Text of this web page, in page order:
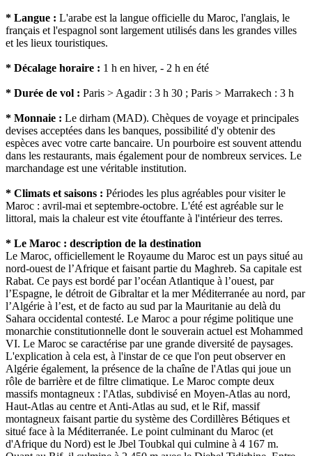
* Langue : L'arabe est la langue officielle du Maroc, l'anglais, le
français et l'espagnol sont largement utilisés dans les grandes villes
et les lieux touristiques.
* Décalage horaire : 1 h en hiver, - 2 h en été
* Durée de vol : Paris > Agadir : 3 h 30 ; Paris > Marrakech : 3 h
* Monnaie : Le dirham (MAD). Chèques de voyage et principales
devises acceptées dans les banques, possibilité d'y obtenir des
espèces avec votre carte bancaire. Un pourboire est souvent attendu
dans les restaurants, mais également pour de nombreux services. Le
marchandage est une véritable institution.
* Climats et saisons : Périodes les plus agréables pour visiter le
Maroc : avril-mai et septembre-octobre. L'été est agréable sur le
littoral, mais la chaleur est vite étouffante à l'intérieur des terres.
* Le Maroc : description de la destination
Le Maroc, officiellement le Royaume du Maroc est un pays situé au
nord-ouest de l’Afrique et faisant partie du Maghreb. Sa capitale est
Rabat. Ce pays est bordé par l’océan Atlantique à l’ouest, par
l’Espagne, le détroit de Gibraltar et la mer Méditerranée au nord, par
l’Algérie à l’est, et de facto au sud par la Mauritanie au delà du
Sahara occidental contesté. Le Maroc a pour régime politique une
monarchie constitutionnelle dont le souverain actuel est Mohammed
VI. Le Maroc se caractérise par une grande diversité de paysages.
L'explication à cela est, à l'instar de ce que l'on peut observer en
Algérie également, la présence de la chaîne de l'Atlas qui joue un
rôle de barrière et de filtre climatique. Le Maroc compte deux
massifs montagneux : l'Atlas, subdivisé en Moyen-Atlas au nord,
Haut-Atlas au centre et Anti-Atlas au sud, et le Rif, massif
montagneux faisant partie du système des Cordillères Bétiques et
situé face à la Méditerranée. Le point culminant du Maroc (et
d'Afrique du Nord) est le Jbel Toubkal qui culmine à 4 167 m.